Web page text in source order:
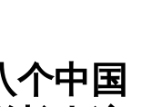
个中国